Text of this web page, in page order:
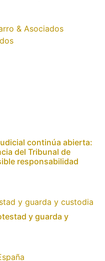
continúa abierta:
del Tribunal de
responsabilidad
y guarda y